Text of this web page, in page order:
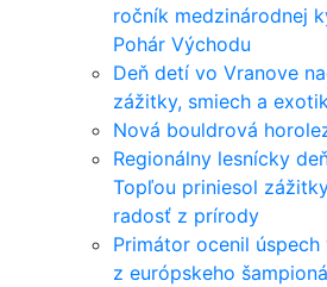
ročník medzinárodnej
Pohár Východu
Deň detí vo Vranove
zážitky, smiech a
Nová bouldrová
Regionálny lesnícky
Topľou priniesol
radosť z prírody
Primátor ocenil
z európskeho